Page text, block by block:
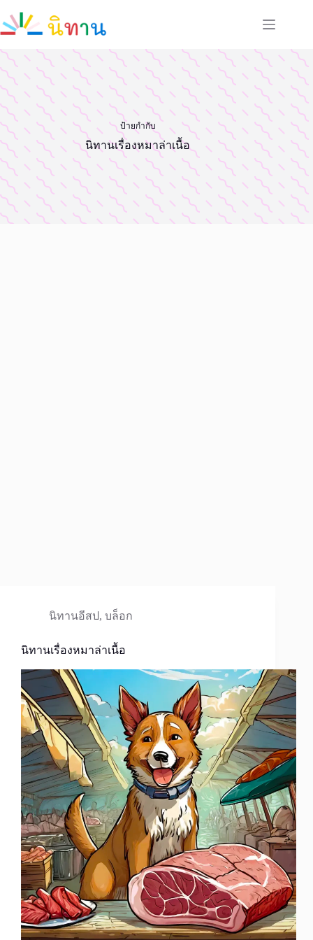
content
ป้ายกำกับ
นิทานเรื่องหมาล่าเนื้อ
นิทานอีสป , บล็อก
นิทานเรื่องหมาล่าเนื้อ